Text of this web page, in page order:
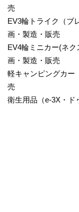
売
EV3輪トライク（ブ
画・製造・販売
EV4輪ミニカー(ネ
画・製造・販売
軽キャンピングカー
売
衛生用品（e-3X・ド